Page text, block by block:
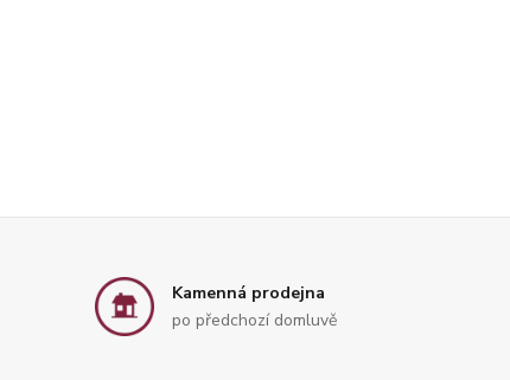
Kamenná prodejna
po předchozí domluvě